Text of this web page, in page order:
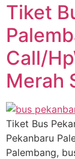
Tiket
Call/
Merah
Tiket Bus
Pekanbaru
Palembang,